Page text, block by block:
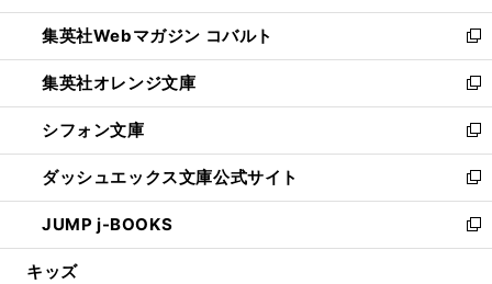
開
く
ウ
で
開
く
ン
ド
ウ
で
開
く
ウ
ィ
ン
ド
ウ
で
開
く
集英社Webマガジン コバルト
新
し
い
ウ
ィ
ン
ド
ウ
で
開
集英社オレンジ文庫
新
し
い
ウ
ィ
ン
ド
ウ
シフォン文庫
新
し
い
ウ
ィ
ン
ダッシュエックス文庫公式サイト
新
し
い
ウ
JUMP j-BOOKS
新
し
キッズ